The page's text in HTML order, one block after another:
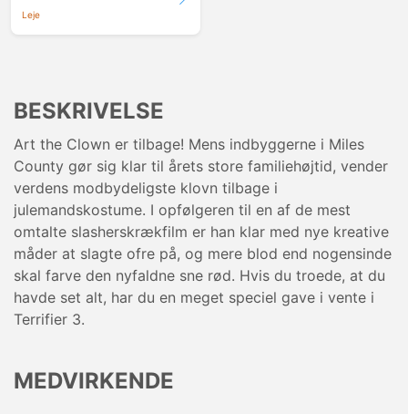
Leje
BESKRIVELSE
Art the Clown er tilbage! Mens indbyggerne i Miles
County gør sig klar til årets store familiehøjtid, vender
verdens modbydeligste klovn tilbage i
julemandskostume. I opfølgeren til en af de mest
omtalte slasherskrækfilm er han klar med nye kreative
måder at slagte ofre på, og mere blod end nogensinde
skal farve den nyfaldne sne rød. Hvis du troede, at du
havde set alt, har du en meget speciel gave i vente i
Terrifier 3.
MEDVIRKENDE